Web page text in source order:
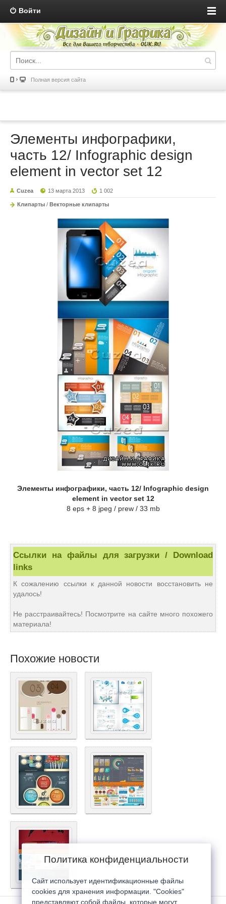
Войти
Полная версия сайта
Элементы инфографики,
часть 12/ Infographic design
element in vector set 12
Cuzea 13 марта 2013 1 002
Клипарты / Векторные клипарты
Элементы инфографики, часть 12/ Infographic design
element in vector set 12
8 eps + 8 jpeg / prew / 33 mb
Ссылки на файлы для загрузки / Download
links
К сожалению ссылки к данной новости восстановить не
удалось!
Не расстраивайтесь! Посмотрите на сайте много похожего
материала!
Похожие новости
Политика конфиденциальности
Сайт использует идентификационные файлы
cookies для хранения информации. "Cookies"
представляют собой файлы, которые могут